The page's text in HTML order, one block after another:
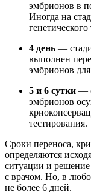
эмбрионов в
Иногда на
4 день —
выполнен
эмбрионов для
5 и 6 сутки —
эмбрионов
тестирования.
Сроки переноса,
определяются
ситуации и
с врачом. Но, в
не более 6 дней.